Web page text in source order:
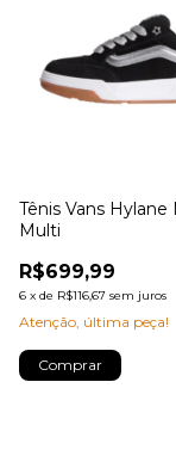
Tênis Vans Hylane
Multi
R$699,99
6 x de R$116,67 sem juros
Atenção, última peça!
Comprar